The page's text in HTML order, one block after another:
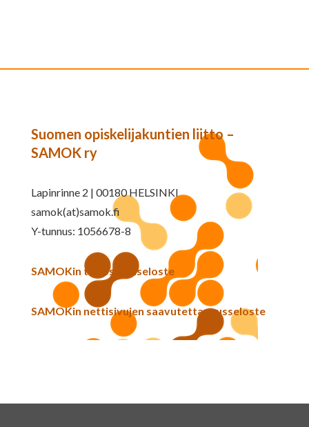
Suomen opiskelijakuntien liitto –
SAMOK ry
Lapinrinne 2 | 00180 HELSINKI
samok(at)samok.fi
Y-tunnus: 1056678-8
SAMOKin tietosuojaseloste
SAMOKin nettisivujen saavutettavuusseloste